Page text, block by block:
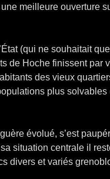
meilleure ouverture
(qui ne souhaitait
de Hoche finissent par
des vieux
plus
évolué, s’est
situation centrale il
divers et variés